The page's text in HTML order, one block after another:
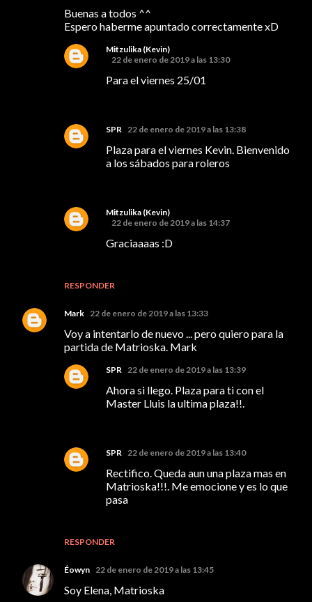
Buenas a todos ^^
Espero haberme apuntado correctamente xD
RESPONDER
Mitzulika (Kevin)
22 de enero de 2019 a las 13:30
Para el viernes 25/01
SPR 22 de enero de 2019 a las 13:38
Plaza para el viernes Kevin. Bienvenido
a los sábados para roleros
Mitzulika (Kevin)
22 de enero de 2019 a las 14:37
Graciaaaas :D
Mark 22 de enero de 2019 a las 13:33
Voy a intentarlo de nuevo ... pero quiero para la
partida de Matrioska. Mark
RESPONDER
SPR 22 de enero de 2019 a las 13:39
Ahora si llego. Plaza para ti con el
Master Lluis la ultima plaza!!.
SPR 22 de enero de 2019 a las 13:40
Rectifico. Queda aun una plaza mas en
Matrioska!!!. Me emocione y es lo que
pasa
Éowyn 22 de enero de 2019 a las 13:45
Soy Elena, Matrioska